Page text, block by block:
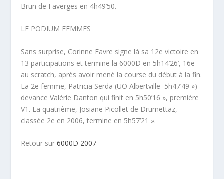
Brun de Faverges en 4h49’50.
LE PODIUM FEMMES
Sans surprise, Corinne Favre signe là sa 12e victoire en
13 participations et termine la 6000D en 5h14’26’, 16e
au scratch, après avoir mené la course du début à la fin.
La 2e femme, Patricia Serda (UO Albertville  5h47’49 »)
devance Valérie Danton qui finit en 5h50’16 », première
V1. La quatrième, Josiane Picollet de Drumettaz,
classée 2e en 2006, termine en 5h57’21 ».
Retour sur6000D 2007